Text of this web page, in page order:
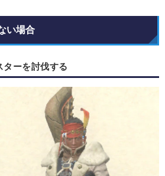
い場合
ターを討伐する